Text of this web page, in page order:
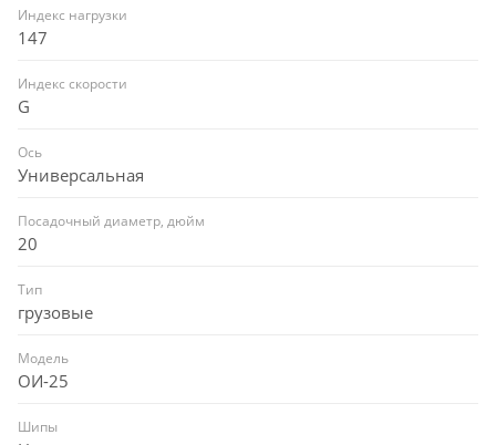
Индекс нагрузки
147
Индекс скорости
G
Ось
Универсальная
Посадочный диаметр, дюйм
20
Тип
грузовые
Модель
ОИ-25
Шипы